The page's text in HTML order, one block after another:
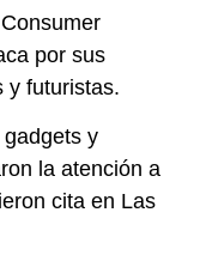
por sus
y futuristas.
y
la atención a
cita en Las